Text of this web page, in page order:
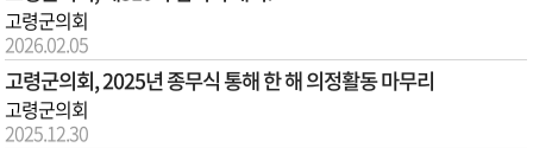
고령군의회
2026.02.05
고령군의회, 2025년 종무식 통해 한 해 의정활동 마무리
고령군의회
2025.12.30